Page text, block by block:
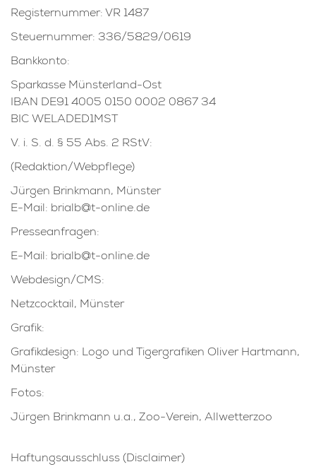
Registernummer: VR 1487
Steuernummer: 336/5829/0619
Bankkonto:
Sparkasse Münsterland-Ost
IBAN DE91 4005 0150 0002 0867 34
BIC WELADED1MST
V. i. S. d. § 55 Abs. 2 RStV:
(Redaktion/Webpflege)
Jürgen Brinkmann, Münster
E-Mail: brialb@t-online.de
Presseanfragen:
E-Mail: brialb@t-online.de
Webdesign/CMS:
Netzcocktail, Münster
Grafik:
Grafikdesign: Logo und Tigergrafiken Oliver Hartmann,
Münster
Fotos:
Jürgen Brinkmann u.a., Zoo-Verein, Allwetterzoo
Haftungsausschluss (Disclaimer)